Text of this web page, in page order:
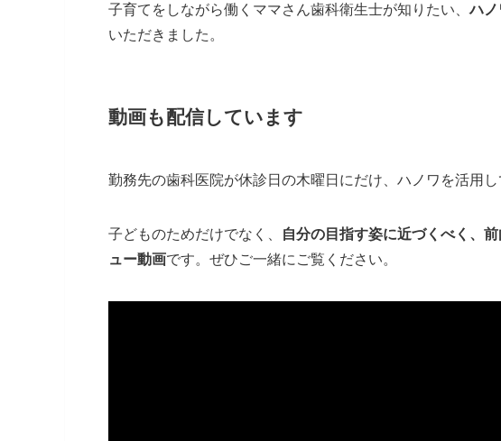
子育てをしながら働くママさん歯科衛生士が知りたい、ハ
いただきました。
動画も配信しています
勤務先の歯科医院が休診日の木曜日にだけ、ハノワを活用し
子どものためだけでなく、
自分の目指す姿に近づくべく、
ュー動画です。ぜひご一緒にご覧ください。